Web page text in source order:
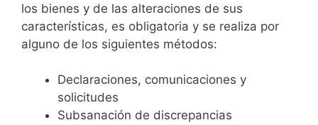
los bienes y de las alteraciones de sus
características, es obligatoria y se realiza por
alguno de los siguientes métodos:
Declaraciones, comunicaciones y
solicitudes
Subsanación de discrepancias